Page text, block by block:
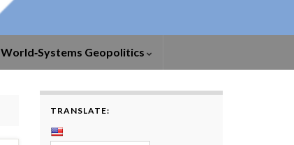
World‑Systems Geopolitics
TRANSLATE: